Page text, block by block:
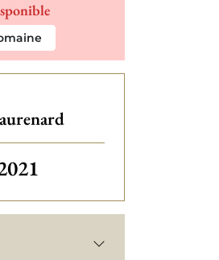
Beaurenardde Beaurenard